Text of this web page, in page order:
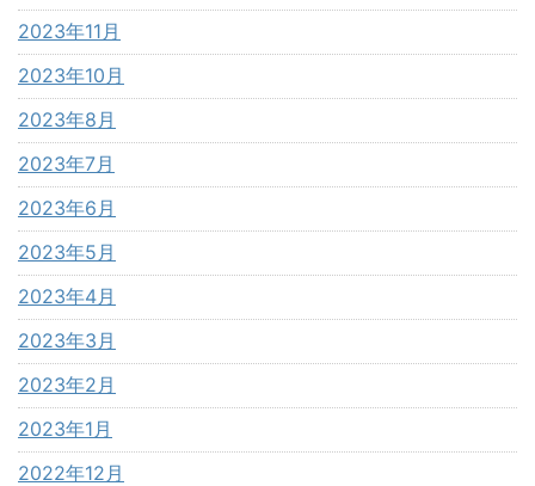
2023年11月
2023年10月
2023年8月
2023年7月
2023年6月
2023年5月
2023年4月
2023年3月
2023年2月
2023年1月
2022年12月